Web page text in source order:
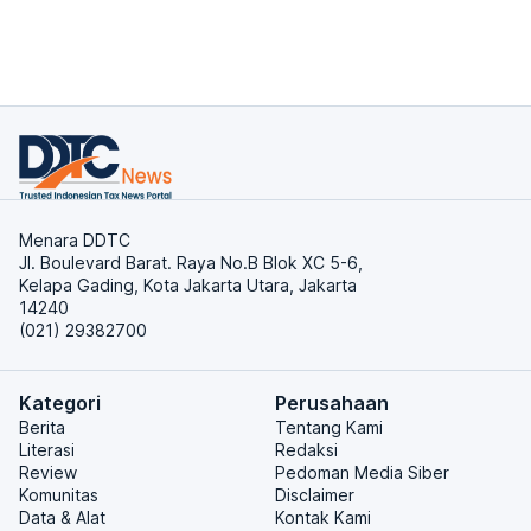
Menara DDTC
Jl. Boulevard Barat. Raya No.B Blok XC 5-6,
Kelapa Gading, Kota Jakarta Utara, Jakarta
14240
(021) 29382700
Kategori
Berita
Literasi
Review
Komunitas
Data & Alat
Perusahaan
Tentang Kami
Redaksi
Pedoman Media Siber
Disclaimer
Kontak Kami